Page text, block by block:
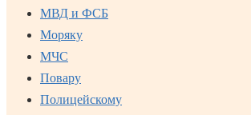
МВД и ФСБ
Моряку
МЧС
Повару
Полицейскому